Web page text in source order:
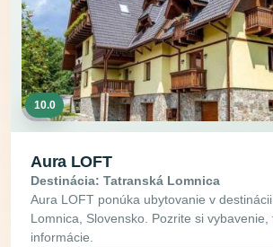
10.0
Aura LOFT
Destinácia: Tatranská Lomnica
Aura LOFT ponúka ubytovanie v
Lomnica, Slovensko. Pozrite si vybavenie,
informácie.